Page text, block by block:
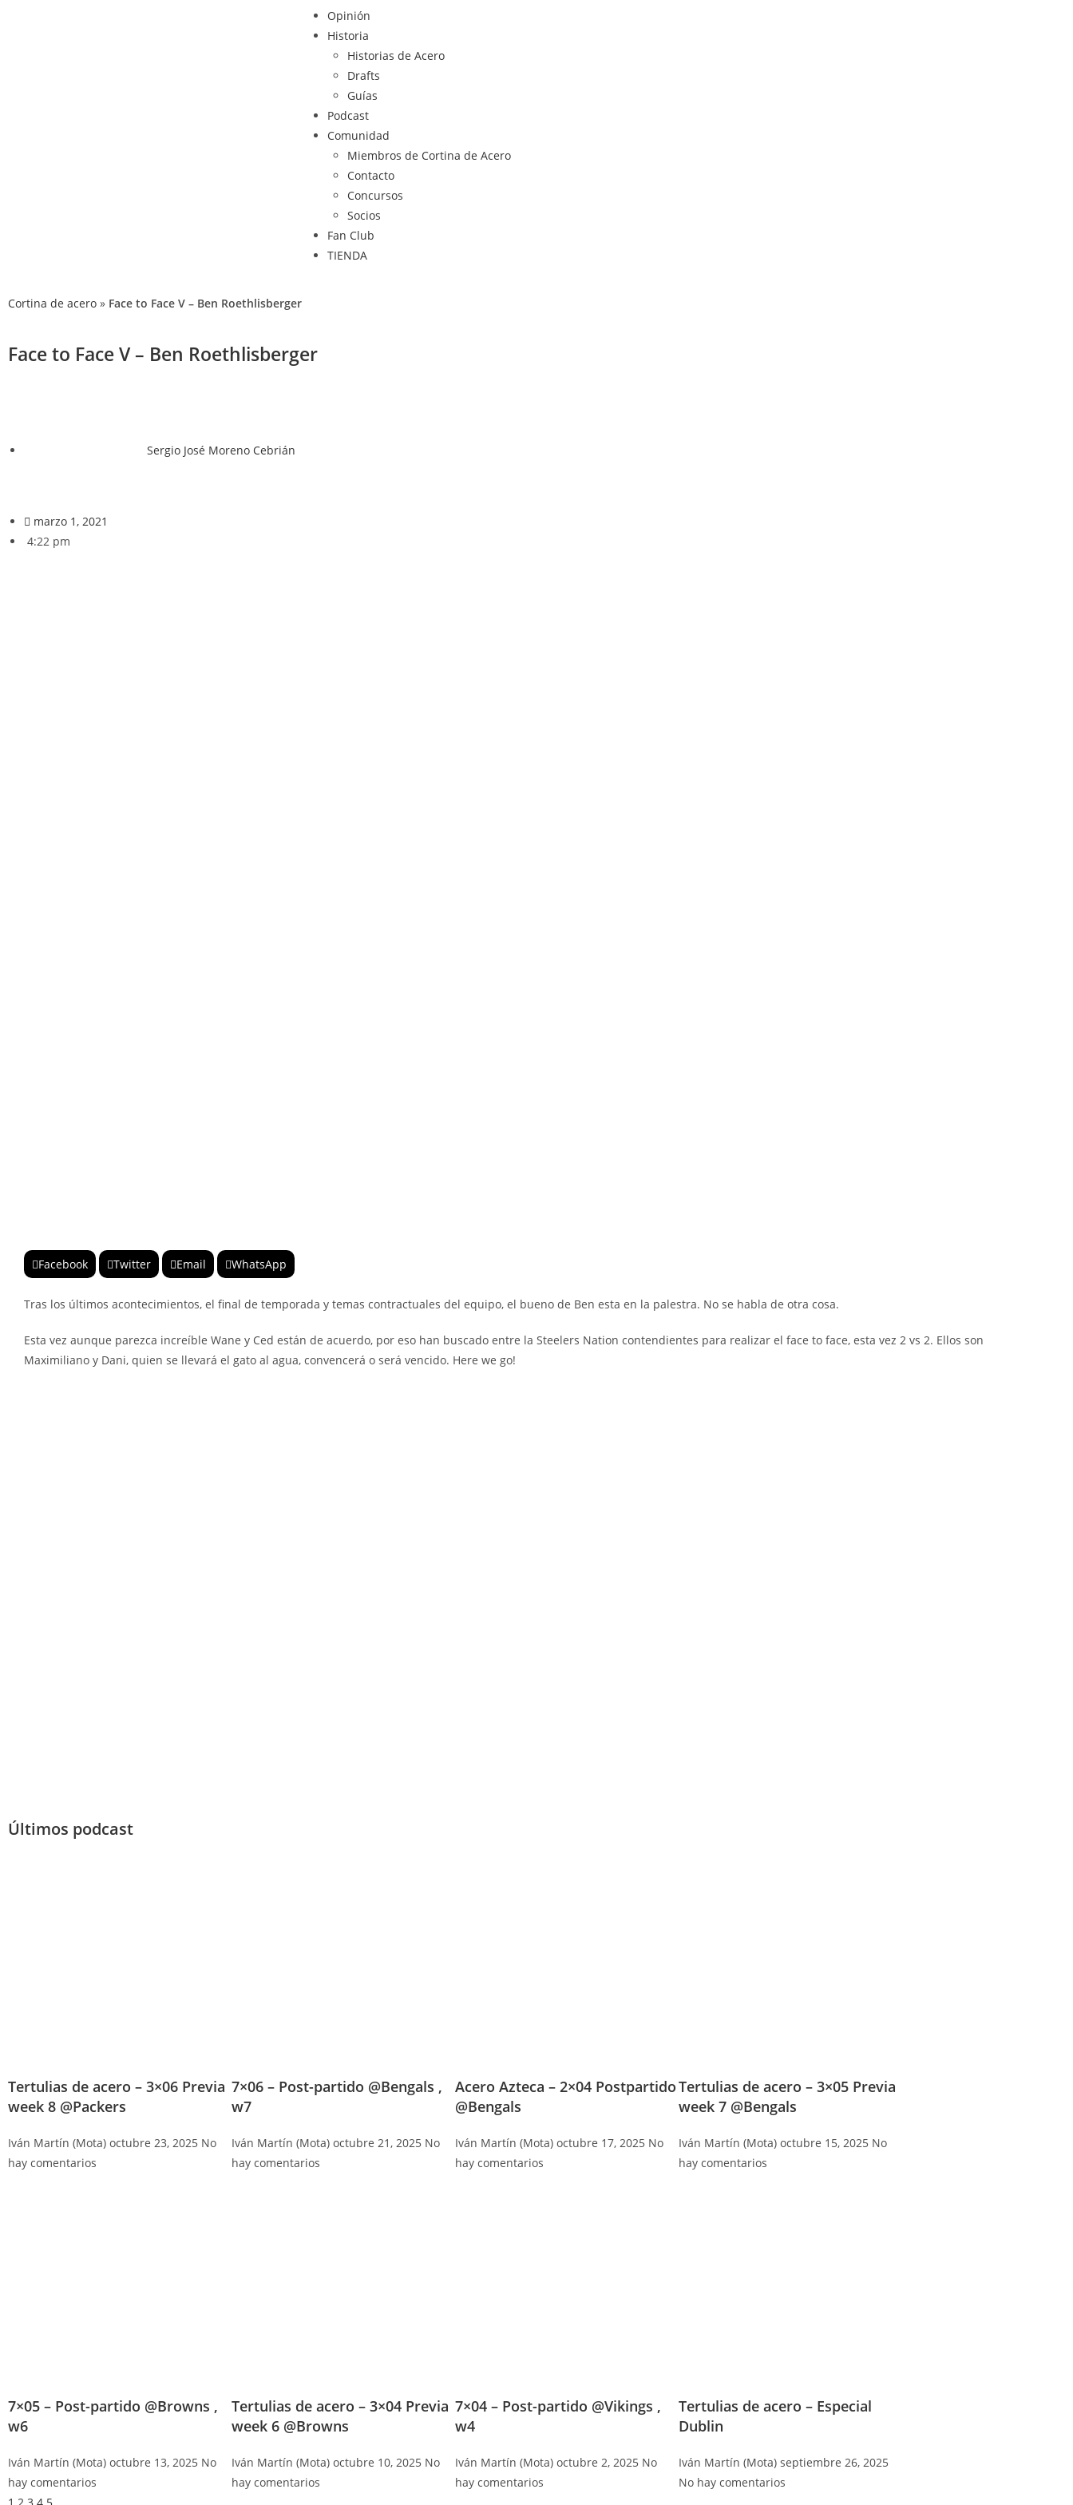
Opinión
Historia
Historias de Acero
Drafts
Guías
Podcast
Comunidad
Miembros de Cortina de Acero
Contacto
Concursos
Socios
Fan Club
TIENDA
Cortina de acero » Face to Face V – Ben Roethlisberger
Face to Face V – Ben Roethlisberger
Sergio José Moreno Cebrián
marzo 1, 2021
4:22 pm
Facebook Twitter Email WhatsApp
Tras los últimos acontecimientos, el final de temporada y temas contractuales del equipo, el bueno de Ben esta en la palestra. No se habla de otra cosa.
Esta vez aunque parezca increíble Wane y Ced están de acuerdo, por eso han buscado entre la Steelers Nation contendientes para realizar el face to face, esta vez 2 vs 2. Ellos son
Maximiliano y Dani, quien se llevará el gato al agua, convencerá o será vencido. Here we go!
Últimos podcast
Tertulias de acero – 3×06 Previa
week 8 @Packers
Iván Martín (Mota) octubre 23, 2025 No
hay comentarios
7×06 – Post-partido @Bengals ,
w7
Iván Martín (Mota) octubre 21, 2025 No
hay comentarios
Acero Azteca – 2×04 Postpartido
@Bengals
Iván Martín (Mota) octubre 17, 2025 No
hay comentarios
Tertulias de acero – 3×05 Previa
week 7 @Bengals
Iván Martín (Mota) octubre 15, 2025 No
hay comentarios
7×05 – Post-partido @Browns ,
w6
Iván Martín (Mota) octubre 13, 2025 No
hay comentarios
Tertulias de acero – 3×04 Previa
week 6 @Browns
Iván Martín (Mota) octubre 10, 2025 No
hay comentarios
7×04 – Post-partido @Vikings ,
w4
Iván Martín (Mota) octubre 2, 2025 No
hay comentarios
Tertulias de acero – Especial
Dublin
Iván Martín (Mota) septiembre 26, 2025
No hay comentarios